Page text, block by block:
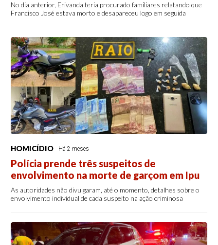
No dia anterior, Erivanda teria procurado familiares relatando que
Francisco José estava morto e desapareceu logo em seguida
HOMICÍDIO Há 2 meses
Polícia prende três suspeitos de
envolvimento na morte de garçom em Ipu
As autoridades não divulgaram, até o momento, detalhes sobre o
envolvimento individual de cada suspeito na ação criminosa